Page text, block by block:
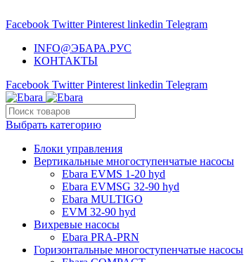
Facebook Twitter Pinterest linkedin Telegram
INFO@ЭБАРА.РУС
КОНТАКТЫ
Facebook Twitter Pinterest linkedin Telegram
Выбрать категорию
Блоки управления
Вертикальные многоступенчатые насосы
Ebara EVMS 1-20 hyd
Ebara EVMSG 32-90 hyd
Ebara MULTIGO
EVM 32-90 hyd
Вихревые насосы
Ebara PRA-PRN
Горизонтальные многоступенчатые насосы